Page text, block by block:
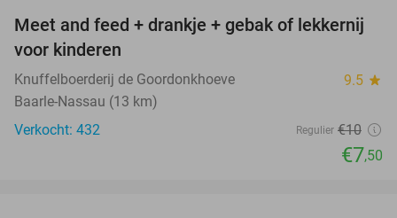
25%
Meet and feed + drankje + gebak of lekkernij
voor kinderen
Knuffelboerderij de Goordonkhoeve 9.5 star
Baarle-Nassau (13 km)
Verkocht: 432
Regulier €10
€7,50